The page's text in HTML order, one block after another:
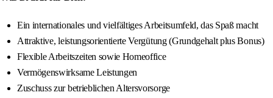
Ein internationales und vielfältiges Arbeitsumfeld, das Spaß macht
Attraktive, leistungsorientierte Vergütung (Grundgehalt plus Bonus)
Flexible Arbeitszeiten sowie Homeoffice
Vermögenswirksame Leistungen
Zuschuss zur betrieblichen Altersvorsorge